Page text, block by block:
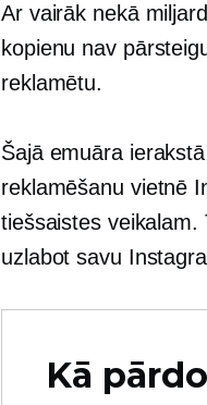
Ar vairāk nekā
kopienu nav
reklamētu.
Šajā emuāra
reklamēšanu vietnē
tiešsaistes veikalam.
uzlabot savu
Kā